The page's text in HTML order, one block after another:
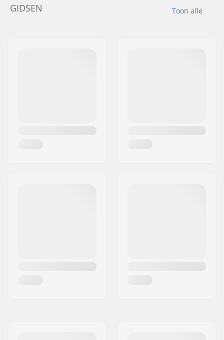
Toon alle
GIDSEN